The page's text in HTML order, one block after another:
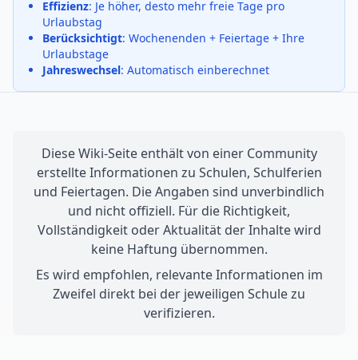
Effizienz: Je höher, desto mehr freie Tage pro
Urlaubstag
Berücksichtigt: Wochenenden + Feiertage + Ihre
Urlaubstage
Jahreswechsel: Automatisch einberechnet
Diese Wiki-Seite enthält von einer Community
erstellte Informationen zu Schulen, Schulferien
und Feiertagen. Die Angaben sind unverbindlich
und nicht offiziell. Für die Richtigkeit,
Vollständigkeit oder Aktualität der Inhalte wird
keine Haftung übernommen.
Es wird empfohlen, relevante Informationen im
Zweifel direkt bei der jeweiligen Schule zu
verifizieren.